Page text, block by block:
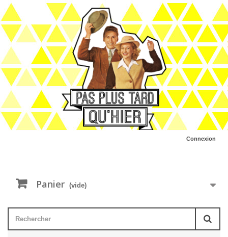
Connexion
Panier (vide)